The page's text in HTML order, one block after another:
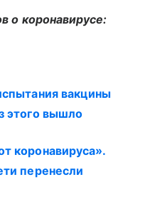
о коронавирусе:
вакцины
этого вышло
коронавируса».
перенесли